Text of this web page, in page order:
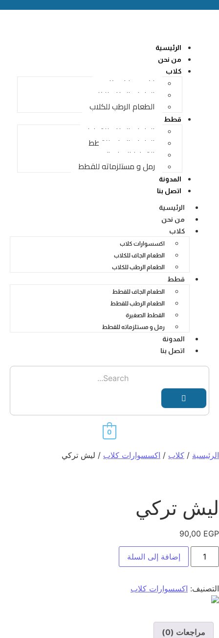
الرئيسية
من نحن
كلاب
اكسسوارات كلاب
الطعام الجاف للكلاب
الطعام الرطب للكلاب
قطط
الطعام الجاف للقطط
الطعام الرطب للقطط
القطط الصغيرة
رمل و مستلزماته للقطط
المدونة
اتصل بنا
الرئيسية
من نحن
كلاب
اكسسوارات كلاب
الطعام الجاف للكلاب
الطعام الرطب للكلاب
قطط
الطعام الجاف للقطط
الطعام الرطب للقطط
القطط الصغيرة
رمل و مستلزماته للقطط
المدونة
اتصل بنا
0
الرئيسية / كلاب / اكسسوارات كلاب / ليش تركي
ليش تركي
90,00 EGP
إضافة إلى السلة
التصنيف: اكسسوارات كلاب
مراجعات (0)